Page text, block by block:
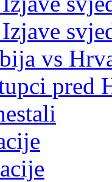
vs
pred